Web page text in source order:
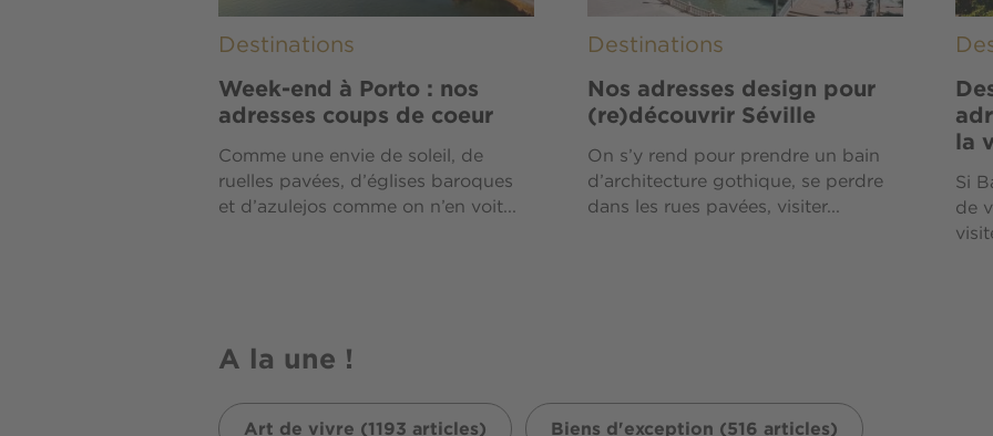
Destinations
Week-end à Porto : nos
adresses coups de coeur
Comme une envie de soleil, de
ruelles pavées, d’églises baroques
et d’azulejos comme on n’en voit...
Destinations
Nos adresses design pour
(re)découvrir Séville
On s’y rend pour prendre un bain
d’architecture gothique, se perdre
dans les rues pavées, visiter...
la
Si
de
A la une !
Art de vivre (1193 articles) Biens d'exception (516 articles)